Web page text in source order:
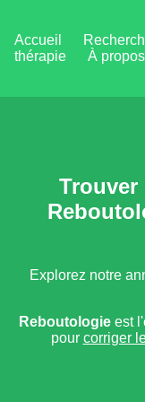
Accueil
thérapie
À propos
Trouver
Explorez notre
Reboutologie est
pour corriger